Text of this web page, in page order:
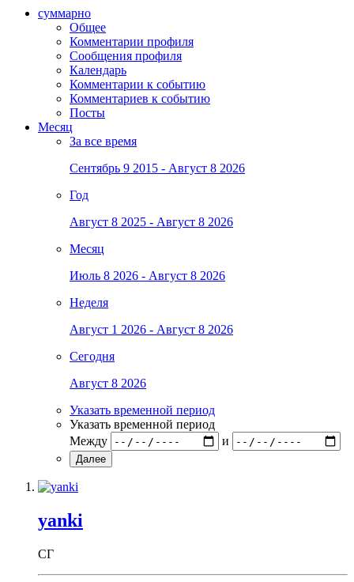
суммарно
Общее
Комментарии профиля
Сообщения профиля
Календарь
Комментарии к событию
Комментариев к событию
Посты
Месяц
За все время
Сентябрь 9 2015 - Август 8 2026
Год
Август 8 2025 - Август 8 2026
Месяц
Июль 8 2026 - Август 8 2026
Неделя
Август 1 2026 - Август 8 2026
Сегодня
Август 8 2026
Указать временной период
Указать временной период
Между
и
Далее
yanki
СГ